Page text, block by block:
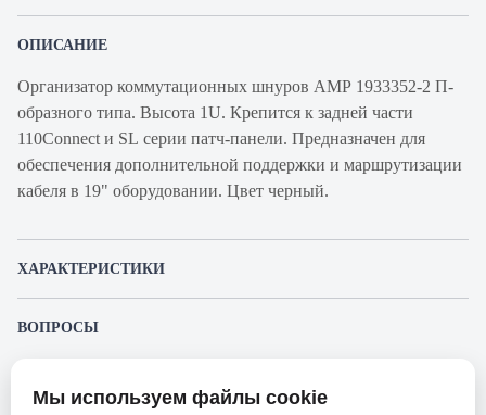
ОПИСАНИЕ
Организатор коммутационных шнуров АМР 1933352-2 П-
образного типа. Высота 1U. Крепится к задней части
110Connect и SL серии патч-панели. Предназначен для
обеспечения дополнительной поддержки и маршрутизации
кабеля в 19" оборудовании. Цвет черный.
ХАРАКТЕРИСТИКИ
ВОПРОСЫ
Представленные изображения и характеристики могут отличаться от реального
Мы используем файлы cookie